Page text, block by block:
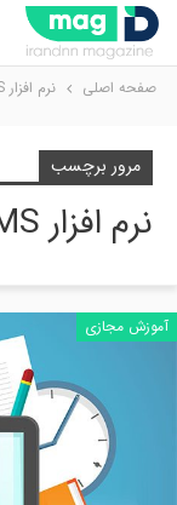
صفحه اصلی نرم‌ افزار LMS
مرور برچسب
نرم‌ افزار LMS
آموزش مجازی